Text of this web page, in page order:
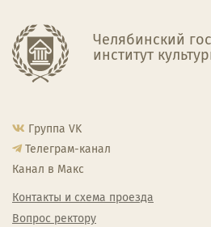
Челябинский
институт
Группа VK
Телеграм-канал
Канал в Макс
Контакты и схема проезда
Вопрос ректору